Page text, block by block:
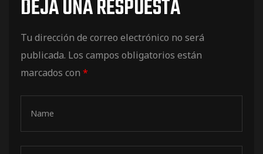
DEJA UNA RESPUESTA
Tu dirección de correo electrónico no será
publicada. Los campos obligatorios están
marcados con *
Series